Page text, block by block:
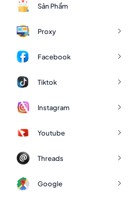
Sản Phẩm
Proxy
Facebook
Tiktok
Instagram
Youtube
Threads
Google